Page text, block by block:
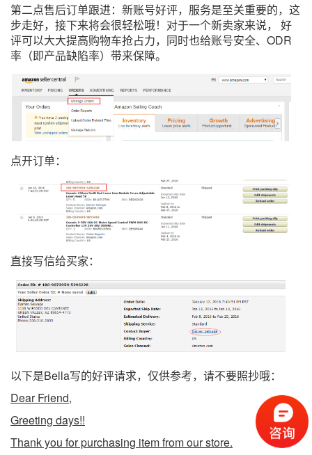
第二点售后订单跟进：新账号好评，服务是至关重要的，这
步走好，接下来将会很轻松哦！对于一个新卖家来说， 好
评可以大大提高购物车抢占力，同时也给账号安全、ODR
率（即产品缺陷率）带来保障。
点开订单：
直接写信给买家：
以下是Bella写的好评请求，仅供参考，请不要照抄哦：
Dear Friend,
Greeting days!!
Thank you for purchasing item from our store.